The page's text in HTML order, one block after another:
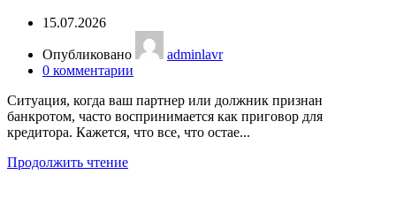
15.07.2026
Опубликовано
adminlavr
0 комментарии
Ситуация, когда ваш партнер или должник признан
банкротом, часто воспринимается как приговор для
кредитора. Кажется, что все, что остае...
Продолжить чтение